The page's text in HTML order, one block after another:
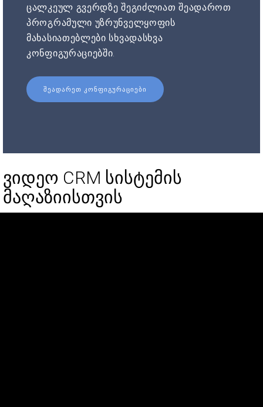
ცალკეულ გვერდზე შეგიძლიათ შეადაროთ
პროგრამული უზრუნველყოფის
მახასიათებლები სხვადასხვა
კონფიგურაციებში.
ᲨᲔᲐᲓᲐᲠᲔᲗ ᲙᲝᲜᲤᲘᲒᲣᲠᲐᲪᲘᲔᲑᲘ
ვიდეო CRM სისტემის
მაღაზიისთვის